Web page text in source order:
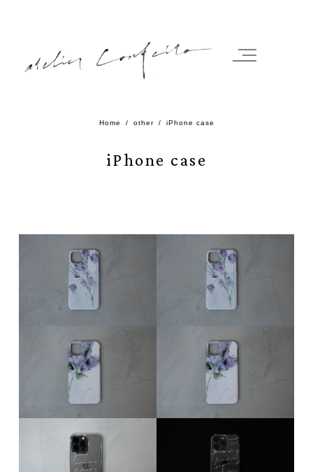
Home other iPhone case
iPhone case